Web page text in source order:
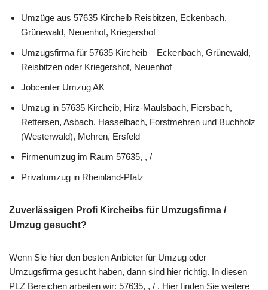
Umzüge aus 57635 Kircheib Reisbitzen, Eckenbach,
Grünewald, Neuenhof, Kriegershof
Umzugsfirma für 57635 Kircheib – Eckenbach, Grünewald,
Reisbitzen oder Kriegershof, Neuenhof
Jobcenter Umzug AK
Umzug in 57635 Kircheib, Hirz-Maulsbach, Fiersbach,
Rettersen, Asbach, Hasselbach, Forstmehren und Buchholz
(Westerwald), Mehren, Ersfeld
Firmenumzug im Raum 57635, , /
Privatumzug in Rheinland-Pfalz
Zuverlässigen Profi Kircheibs für Umzugsfirma /
Umzug gesucht?
Wenn Sie hier den besten Anbieter für Umzug oder
Umzugsfirma gesucht haben, dann sind hier richtig. In diesen
PLZ Bereichen arbeiten wir: 57635, , / . Hier finden Sie weitere